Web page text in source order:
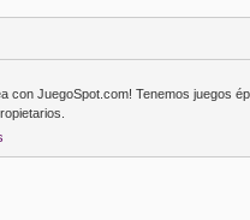
con JuegoSpot.com! Tenemos juegos